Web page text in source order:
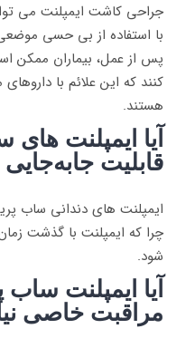
جراحی کاشت ایمپلنت می
با استفاده از بی حسی
پس از عمل، بیماران ممکن
کنند که این علائم با
هستند.
آیا ایمپلنت
قابلیت جابه‌جایی
ایمپلنت های دندانی ساب
چرا که ایمپلنت با گذشت
شود.
آیا ایمپلنت ساب
مراقبت خاصی